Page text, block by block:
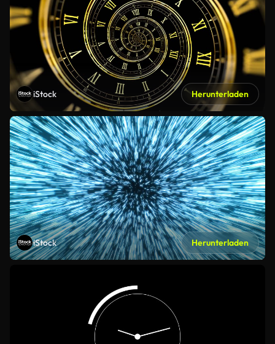
iStock Herunterladen
iStock Herunterladen